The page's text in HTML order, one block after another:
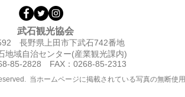
ー開催のお知らせ
武石観光協会
長野県上田市下武石742番地
地域自治センター(産業観光課内)
85-2828 FAX：0268-85-2313
当ホームページに掲載されている写真の無断使用